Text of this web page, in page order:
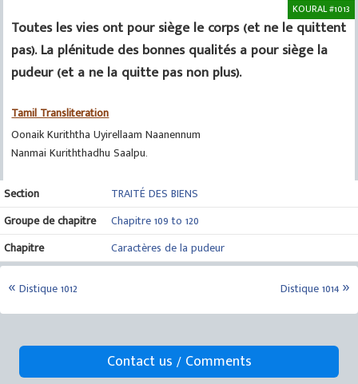
KOURAL #1013
Toutes les vies ont pour siège le corps (et ne le quittent
pas). La plénitude des bonnes qualités a pour siège la
pudeur (et a ne la quitte pas non plus).
Tamil Transliteration
Oonaik Kuriththa Uyirellaam Naanennum
Nanmai Kuriththadhu Saalpu.
Section
TRAITÉ DES BIENS
Groupe de chapitre
Chapitre 109 to 120
Chapitre
Caractères de la pudeur
Distique 1012 Distique 1014
Contact us / Comments